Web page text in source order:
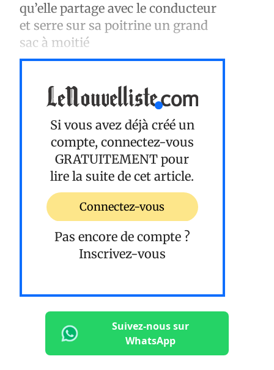
qu’elle partage avec le conducteur
et serre sur sa poitrine un grand
sac à moitié
Si vous avez déjà créé un
compte, connectez-vous
GRATUITEMENT pour
lire la suite de cet article.
Connectez-vous
Pas encore de compte ?
Inscrivez-vous
Suivez-nous sur
WhatsApp